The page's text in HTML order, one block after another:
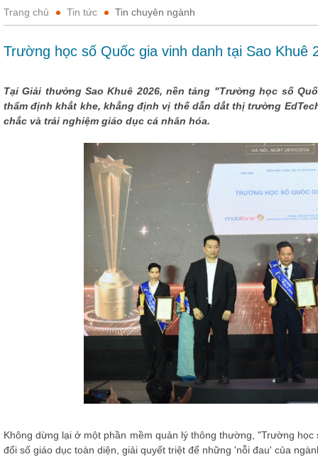
Trang chủ Tin tức Tin chuyên ngành
Trường học số Quốc gia vinh danh tại Sao Khuê
Tại Giải thưởng Sao Khuê 2026, nền tảng "Trường học số
thẩm định khắt khe, khẳng định vị thế dẫn dắt thị trường
chắc và trải nghiệm giáo dục cá nhân hóa.
Không dừng lại ở một phần mềm quản lý thông thường, "Trường
đổi số giáo dục toàn diện, giải quyết triệt để những 'nỗi đau' của